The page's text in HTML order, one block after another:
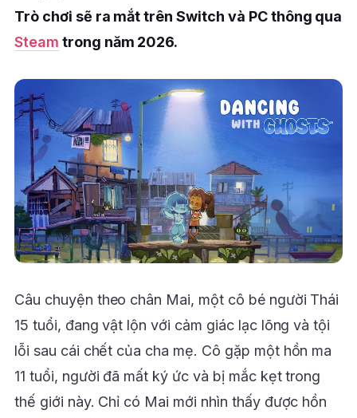
Trò chơi sẽ ra mắt trên Switch và PC thông qua
Steam trong năm 2026.
Câu chuyện theo chân Mai, một cô bé người Thái
15 tuổi, đang vật lộn với cảm giác lạc lõng và tội
lỗi sau cái chết của cha mẹ. Cô gặp một hồn ma
11 tuổi, người đã mất ký ức và bị mắc kẹt trong
thế giới này. Chỉ có Mai mới nhìn thấy được hồn